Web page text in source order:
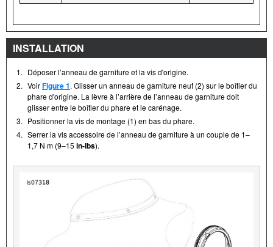
INSTALLATION
1. Déposer l’anneau de garniture et la vis d'origine.
2. VoirFigure 1. Glisser un anneau de garniture neuf (2) sur le boîtier du
phare d'origine. La lèvre à l’arrière de l’anneau de garniture doit
glisser entre le boîtier du phare et le carénage.
3. Positionner la vis de montage (1) en bas du phare.
4. Serrer la vis accessoire de l’anneau de garniture à un couple de 1–
1,7 N·m (9–15 in-lbs).